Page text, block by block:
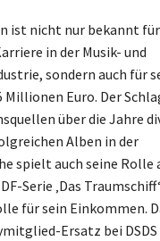
ist nicht nur bekannt
in der Musik- und
sondern auch für
Millionen Euro. Der
über die Jahre
Alben in der
spielt auch seine Rolle
Serie ‚Das
für sein Einkommen.
Ersatz bei DSDS